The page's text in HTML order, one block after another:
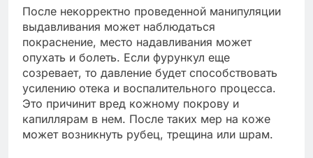
После некорректно проведенной манипуляции
выдавливания может наблюдаться
покраснение, место надавливания может
опухать и болеть. Если фурункул еще
созревает, то давление будет способствовать
усилению отека и воспалительного процесса.
Это причинит вред кожному покрову и
капиллярам в нем. После таких мер на коже
может возникнуть рубец, трещина или шрам.